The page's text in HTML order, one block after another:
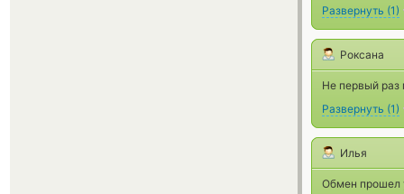
Развернуть (1)
Роксана
Не первый раз
Развернуть (1)
Илья
Обмен прошел